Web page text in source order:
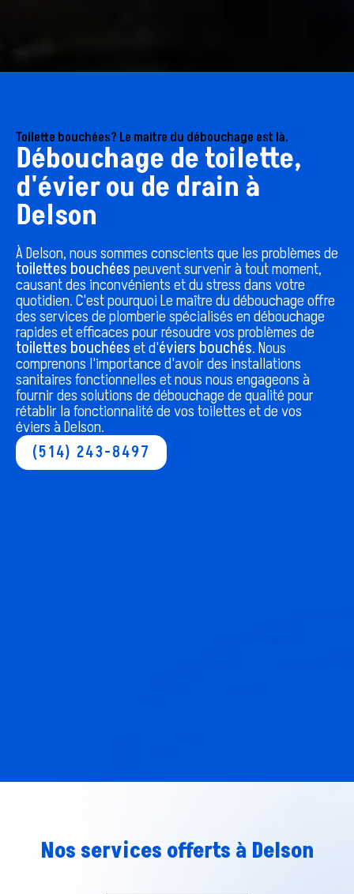
Toilette bouchées? Le maitre du débouchage est là.
Débouchage de toilette,
d'évier ou de drain à
Delson
ÀDelson, nous sommes conscients que les problèmes de
toilettes bouchéespeuvent survenir à tout moment,
causant des inconvénients et du stress dans votre
quotidien. C'est pourquoi Le maître du débouchage offre
des services de plomberie spécialisés en débouchage
rapides et efficaces pour résoudre vos problèmes de
toilettes bouchéeset d'éviers bouchés. Nous
comprenons l'importance d'avoir des installations
sanitaires fonctionnelles et nous nous engageons à
fournir des solutions de débouchage de qualité pour
rétablir la fonctionnalité de vos toilettes et de vos
éviers àDelson.
(514) 243-8497
Nos services offerts à Delson